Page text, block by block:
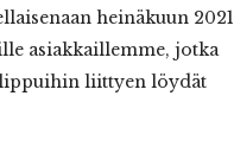
heinäkuun 2021
asiakkaillemme, jotka
lippuihin liittyen löydät